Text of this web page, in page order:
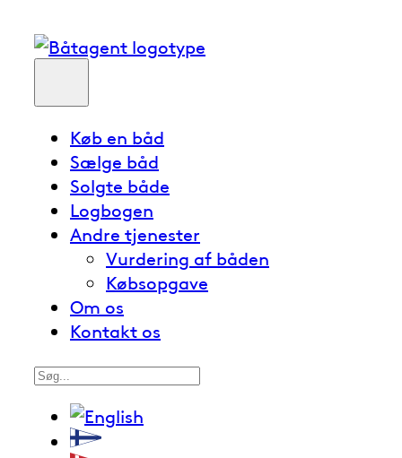
Køb en båd
Sælge båd
Solgte både
Logbogen
Andre tjenester
Vurdering af båden
Købsopgave
Om os
Kontakt os